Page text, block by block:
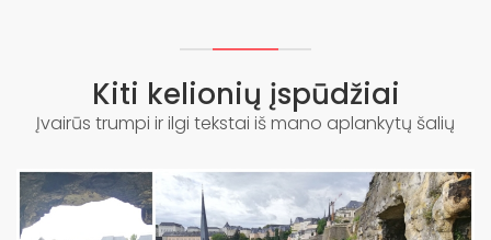
Kiti kelionių įspūdžiai
Įvairūs trumpi ir ilgi tekstai iš mano aplankytų šalių